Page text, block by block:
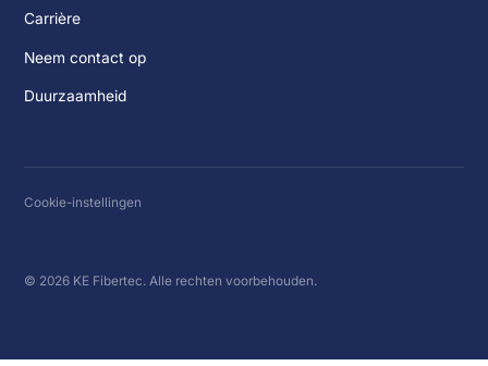
Carrière
Neem contact op
Duurzaamheid
© 2026 KE Fibertec. Alle rechten voorbehouden.
Cookie-instellingen